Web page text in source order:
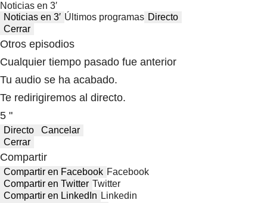
Noticias en 3′
Noticias en 3′ Últimos programas Directo
Cerrar
Otros episodios
Cualquier tiempo pasado fue anterior
Tu audio se ha acabado.
Te redirigiremos al directo.
5 "
Directo
Cancelar
Cerrar
Compartir
Compartir en Facebook Facebook
Compartir en Twitter Twitter
Compartir en LinkedIn Linkedin